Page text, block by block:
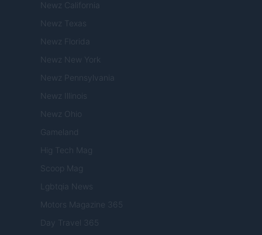
Newz California
Newz Texas
Newz Florida
Newz New York
Newz Pennsylvania
Newz Illinois
Newz Ohio
Gameland
Hig Tech Mag
Scoop Mag
Lgbtqia News
Motors Magazine 365
Day Travel 365